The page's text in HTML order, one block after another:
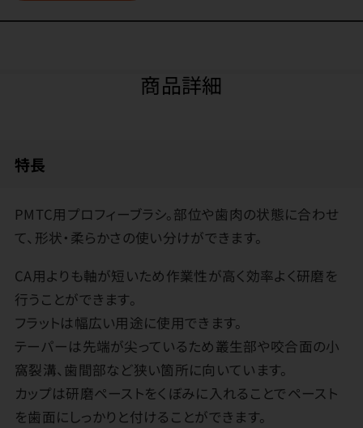
商品詳細
特長
PMTC用プロフィーブラシ。部位や歯肉の状態に合わせ
て、形状・柔らかさの使い分けができます。
CA用よりも軸が短いため作業性が高く効率よく研磨を
行うことができます。
フラットは幅広い用途に使用できます。
テーパーは先端が尖っているため叢生部や咬合面の小
窩裂溝、歯間部など狭い箇所に向いています。
カップは研磨ペーストをくぼみに入れることでペースト
を歯面にしっかりと付けることができます。